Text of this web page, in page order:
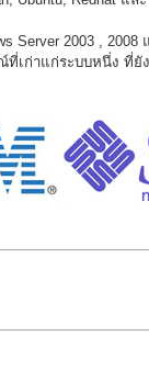
Server 2003 ,
ที่เก่าแก่ระบบหนึ่ง ที่